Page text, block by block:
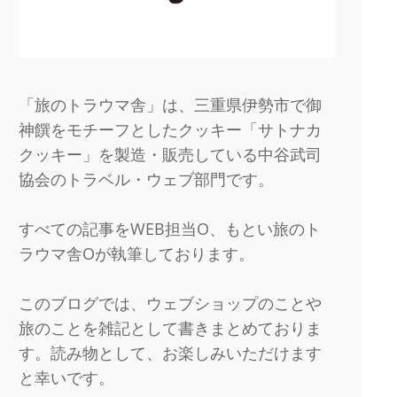
「旅のトラウマ舎」は、三重県伊勢市で御
神饌をモチーフとしたクッキー「サトナカ
クッキー」を製造・販売している中谷武司
協会のトラベル・ウェブ部門です。
すべての記事をWEB担当O、もとい旅のト
ラウマ舎Oが執筆しております。
このブログでは、ウェブショップのことや
旅のことを雑記として書きまとめておりま
す。読み物として、お楽しみいただけます
と幸いです。